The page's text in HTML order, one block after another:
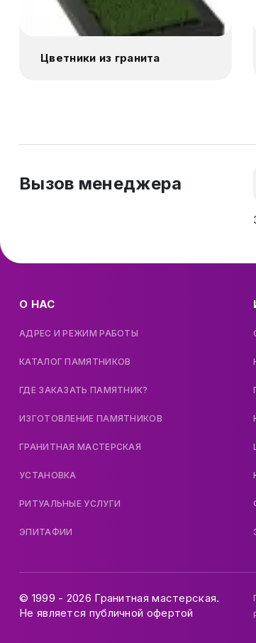
Цветники из гранита
Вызов менеджера
О НАС
АДРЕС И РЕЖИМ РАБОТЫ
КАТАЛОГ ПАМЯТНИКОВ
ГДЕ ЗАКАЗАТЬ ПАМЯТНИК?
ИЗГОТОВЛЕНИЕ ПАМЯТНИКОВ
ГРАНИТНАЯ МАСТЕРСКАЯ
УСТАНОВКА
РИТУАЛЬНЫЕ УСЛУГИ
ЭПИТАФИИ
© 1999 - 2026 Гранитная мастерская.
Не является публичной офертой